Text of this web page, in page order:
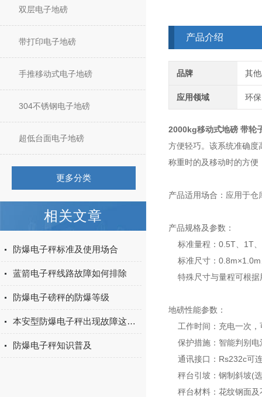
双层电子地磅
带打印电子地磅
手推移动式电子地磅
304不锈钢电子地磅
超低台面电子地磅
更多分类
相关文章
防爆电子秤标准及使用场合
蓝箭电子秤线路故障如何排除
防爆电子磅秤的防爆等级
本安型防爆电子秤出现故障这样解决
防爆电子秤知识普及
产品介绍
品牌 其
应用领域 环
2000kg移动式地磅 带轮
方便轻巧。该系统准确
称重时的及移动时的方
产品适用场合：应用于
产品规格及参数：
标准量程：0.5T、1T
标准尺寸：0.8m×1.0m
特殊尺寸与量程可根据
地磅性能参数：
工作时间：充电一次，
保护措施：智能判别电
通讯接口：Rs232c可
秤台引坡：钢制斜坡(
秤台材料：花纹钢面及